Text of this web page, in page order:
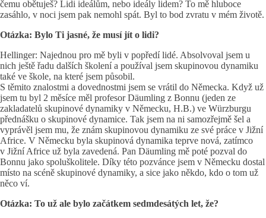
čemu obětuješ? Lidi ideálům, nebo ideály lidem? To mě hluboce
zasáhlo, v noci jsem pak nemohl spát. Byl to bod zvratu v mém životě.
Otázka: Bylo Ti jasné, že musí jít o lidi?
Hellinger: Najednou pro mě byli v popředí lidé. Absolvoval jsem u
nich ještě řadu dalších školení a používal jsem skupinovou dynamiku
také ve škole, na které jsem působil.
S těmito znalostmi a dovednostmi jsem se vrátil do Německa. Když už
jsem tu byl 2 měsíce měl profesor Däumling z Bonnu (jeden ze
zakladatelů skupinové dynamiky v Německu, H.B.) ve Würzburgu
přednášku o skupinové dynamice. Tak jsem na ni samozřejmě šel a
vyprávěl jsem mu, že znám skupinovou dynamiku ze své práce v Jižní
Africe. V Německu byla skupinová dynamika teprve nová, zatímco
v Jižní Africe už byla zavedená. Pan Däumling mě poté pozval do
Bonnu jako spoluškolitele. Díky této pozvánce jsem v Německu dostal
místo na scéně skupinové dynamiky, a sice jako někdo, kdo o tom už
něco ví.
Otázka: To už ale bylo začátkem sedmdesátých let, že?